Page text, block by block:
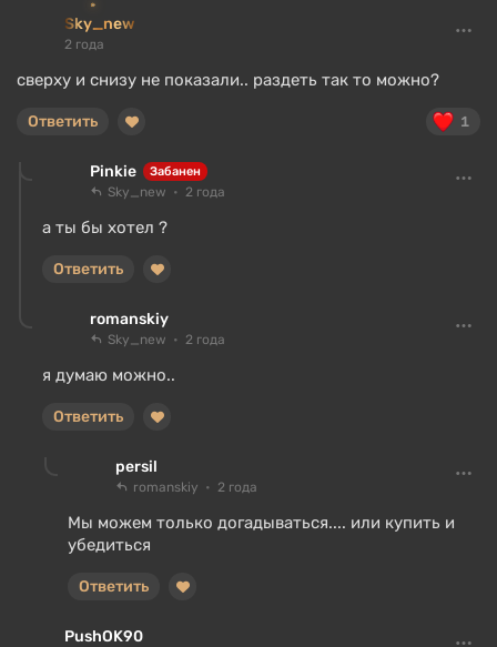
Sky_new
2 года
сверху и снизу не показали.. раздеть так то можно?
1
Ответить
Pinkie Забанен
Sky_new 2 года
а ты бы хотел ?
Ответить
romanskiy
Sky_new 2 года
я думаю можно..
Ответить
persil
romanskiy 2 года
Мы можем только догадываться.... или купить и
убедиться
Ответить
PushOK90